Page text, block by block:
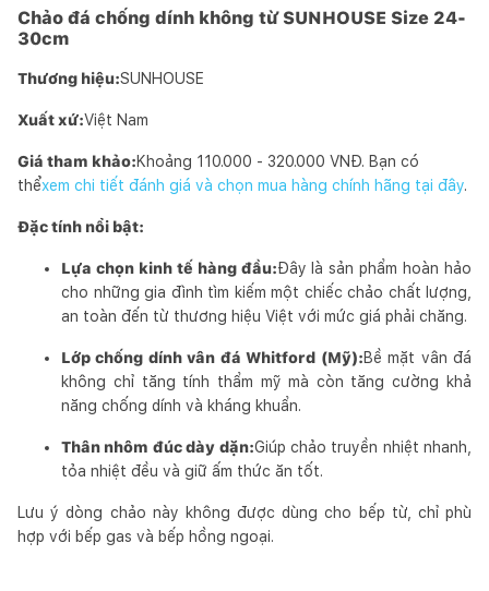
Chảo đá chống dính không từ SUNHOUSE Size 24-
30cm
Thương hiệu:SUNHOUSE
Xuất xứ:Việt Nam
Giá tham khảo:Khoảng 110.000 - 320.000 VNĐ. Bạn có
thểxem chi tiết đánh giá và chọn mua hàng chính hãng tại đây.
Đặc tính nổi bật:
Lựa chọn kinh tế hàng đầu:Đây là sản phẩm hoàn hảo
cho những gia đình tìm kiếm một chiếc chảo chất lượng,
an toàn đến từ thương hiệu Việt với mức giá phải chăng.
Lớp chống dính vân đá Whitford (Mỹ):Bề mặt vân đá
không chỉ tăng tính thẩm mỹ mà còn tăng cường khả
năng chống dính và kháng khuẩn.
Thân nhôm đúc dày dặn:Giúp chảo truyền nhiệt nhanh,
tỏa nhiệt đều và giữ ấm thức ăn tốt.
Lưu ý dòng chảo này không được dùng cho bếp từ, chỉ phù
hợp với bếp gas và bếp hồng ngoại.